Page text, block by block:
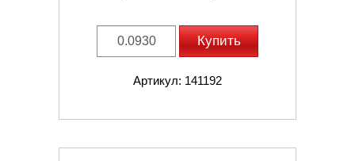
Купить
Артикул: 141192